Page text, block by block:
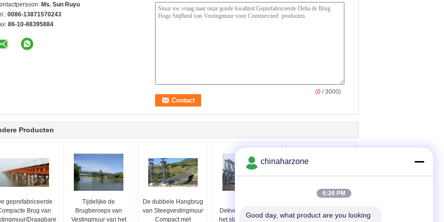
Ms. Sun Ruyu
0086-13871570243
86-10-88395884
(0 / 3000)
Producten
geprefabriceerde
Brug van
Draagbare
Tijdelijke de
Brugberoeps van
Vestingmuur van het
De dubbele Hangbrug
van Steegvestingmuur
Compact met
Dekvestingmuur van
het stabiliteitshout de
Vestingmuur van het
chinaharzone
6:26 PM
Good day, what product are you looking